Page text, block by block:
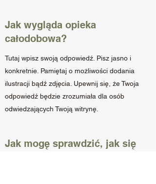
Jak wygląda opieka
całodobowa?
Tutaj wpisz swoją odpowiedź. Pisz jasno i
konkretnie. Pamiętaj o możliwości dodania
ilustracji bądź zdjęcia. Upewnij się, że Twoja
odpowiedź będzie zrozumiała dla osób
odwiedzających Twoją witrynę.
Jak mogę sprawdzić, jak się